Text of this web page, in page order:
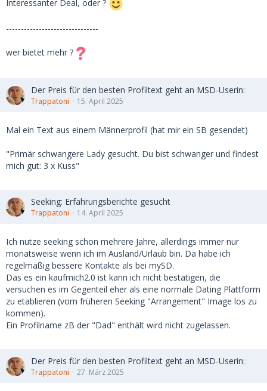
Interessanter Deal, oder ?
-------------------------------
wer bietet mehr ?
Der Preis für den besten Profiltext geht an MSD-Userin:
Trappatoni 15. April 2025
Mal ein Text aus einem Männerprofil (hat mir ein SB gesendet)
"Primär schwangere Lady gesucht. Du bist schwanger und findest
mich gut: 3 x Kuss"
Seeking: Erfahrungsberichte gesucht
Trappatoni 14. April 2025
Ich nutze seeking schon mehrere Jahre, allerdings immer nur
monatsweise wenn ich im Ausland/Urlaub bin. Da habe ich
regelmäßig bessere Kontakte als bei mySD.
Das es ein kaufmich2.0 ist kann ich nicht bestätigen, die
versuchen es im Gegenteil eher als eine normale Dating Plattform
zu etablieren (vom früheren Seeking "Arrangement" Image los zu
kommen).
Ein Profilname zB der "Dad" enthält wird nicht zugelassen.
Der Preis für den besten Profiltext geht an MSD-Userin:
Trappatoni 27. März 2025